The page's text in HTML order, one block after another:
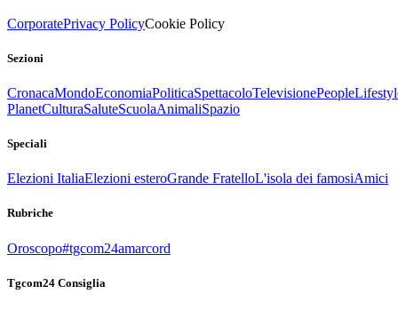
CorporatePrivacy PolicyCookie Policy
Sezioni
CronacaMondoEconomiaPoliticaSpettacoloTelevisionePeople
PlanetCulturaSaluteScuolaAnimaliSpazio
Speciali
Elezioni ItaliaElezioni esteroGrande FratelloL'isola dei famosiAmici
Rubriche
Oroscopo#tgcom24amarcord
Tgcom24 Consiglia